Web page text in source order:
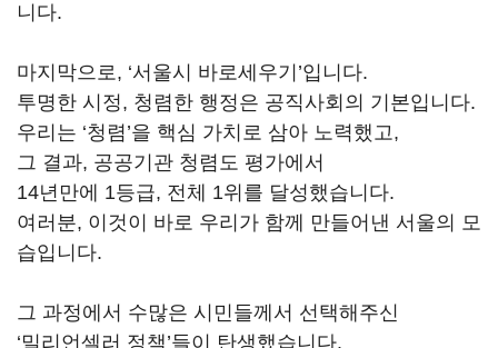
니다.
마지막으로, ‘서울시 바로세우기’입니다.
투명한 시정, 청렴한 행정은 공직사회의 기본입니다.
우리는 ‘청렴’을 핵심 가치로 삼아 노력했고,
그 결과, 공공기관 청렴도 평가에서
14년만에 1등급, 전체 1위를 달성했습니다.
여러분, 이것이 바로 우리가 함께 만들어낸 서울의 모
습입니다.
그 과정에서 수많은 시민들께서 선택해주신
‘밀리언셀러 정책’들이 탄생했습니다.